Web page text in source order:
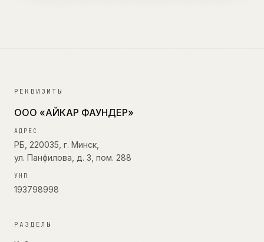
РЕКВИЗИТЫ
ООО «АЙКАР ФАУНДЕР»
АДРЕС
РБ, 220035, г. Минск,
ул. Панфилова, д. 3, пом. 288
УНП
193798998
РАЗДЕЛЫ